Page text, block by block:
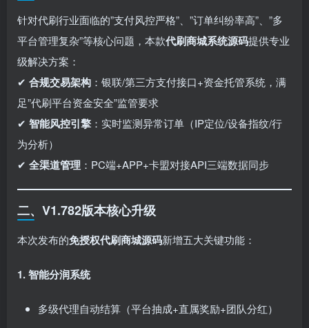
针对代刷行业面临的”支付风控严格”、”订单纠纷率高”、”多
平台管理复杂”等核心问题，本款代刷商城系统源码提供专业
级解决方案：
✔ ​ 合规交易架构 ：银联/第三方支付接口+资金托管系统，满
足”代刷平台资金安全”监管要求
✔ ​ 智能风控引擎 ：实时监测异常订单（IP定位/设备指纹/行
为分析）
✔ ​ 全渠道管理 ：PC端+APP+卡盟对接API三端数据同步
二、V1.782版本核心升级
本次发布的免授权代刷商城源码新增五大关键功能：
1. 智能分润系统
多级代理自动结算（平台抽成+直属奖励+团队分红）